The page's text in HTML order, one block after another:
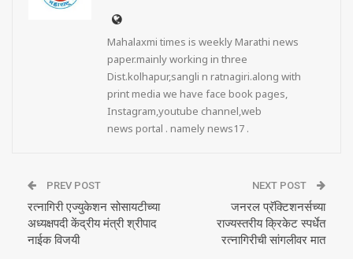
Mahalaxmi times is weekly Marathi news
paper.mainly working in three
Dist.kolhapur,sangli n ratnagiri.along with
print media we have face book pages,
Instagram,youtube channel,web
news portal . namely news17 .
PREV POST
रत्नागिरी एज्युकेशन सोसायटीच्या
अध्यक्षपदी केंद्रीय मंत्री श्रीपाद
नाईक विजयी
NEXT POST
जनरल प्रॅक्टिशनर्सच्या
राज्यस्तरीय क्रिकेट स्पर्धेत
रत्नागिरीची सांगलीवर मात